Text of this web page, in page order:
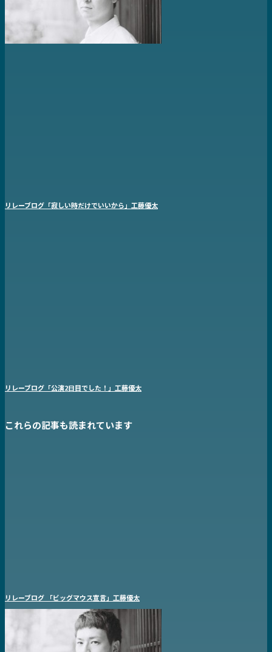
リレーブログ「寂しい時だけでいいから」工藤優太
リレーブログ「公演2日目でした！」工藤優太
これらの記事も読まれています
リレーブログ 「ビッグマウス宣言」工藤優太